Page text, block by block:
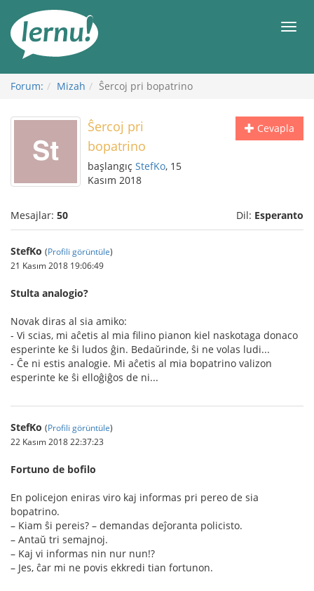
Görüntüleme
Forum: Mizah Ŝercoj pri bopatrino
Cevapla
Ŝercoj pri
bopatrino
başlangıç StefKo, 15
Kasım 2018
Mesajlar: 50 Dil: Esperanto
StefKo (Profili görüntüle)
21 Kasım 2018 19:06:49
Stulta analogio?
Novak diras al sia amiko:
- Vi scias, mi aĉetis al mia filino pianon kiel naskotaga donaco
esperinte ke ŝi ludos ĝin. Bedaŭrinde, ŝi ne volas ludi...
- Ĉe ni estis analogie. Mi aĉetis al mia bopatrino valizon
esperinte ke ŝi elloĝiĝos de ni...
StefKo (Profili görüntüle)
22 Kasım 2018 22:37:23
Fortuno de bofilo
En policejon eniras viro kaj informas pri pereo de sia
bopatrino.
– Kiam ŝi pereis? – demandas deĵoranta policisto.
– Antaŭ tri semajnoj.
– Kaj vi informas nin nur nun!?
– Jes, ĉar mi ne povis ekkredi tian fortunon.